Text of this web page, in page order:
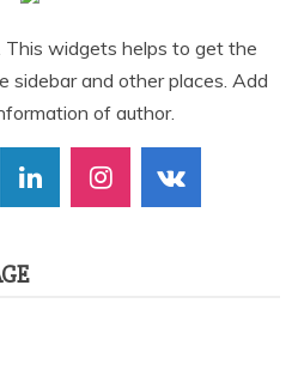
This widgets helps to get the
sidebar and other places. Add
of author.